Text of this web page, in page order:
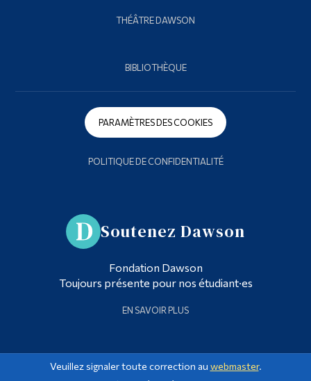
THÉÂTRE DAWSON
BIBLIOTHÈQUE
PARAMÈTRES DES COOKIES
POLITIQUE DE CONFIDENTIALITÉ
Soutenez Dawson
Fondation Dawson
Toujours présente pour nos étudiant·es
EN SAVOIR PLUS
Veuillez signaler toute correction au webmaster.